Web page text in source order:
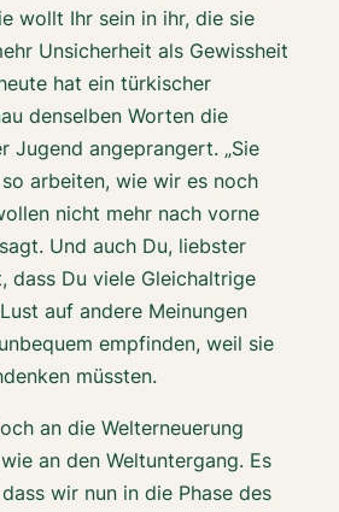
wollt Ihr sein in ihr, die sie
Unsicherheit als Gewissheit
hat ein türkischer
denselben Worten die
Jugend angeprangert. „Sie
arbeiten, wie wir es noch
nicht mehr nach vorne
Und auch Du, liebster
dass Du viele Gleichaltrige
auf andere Meinungen
empfinden, weil sie
müssten.
an die Welterneuerung
an den Weltuntergang. Es
wir nun in die Phase des